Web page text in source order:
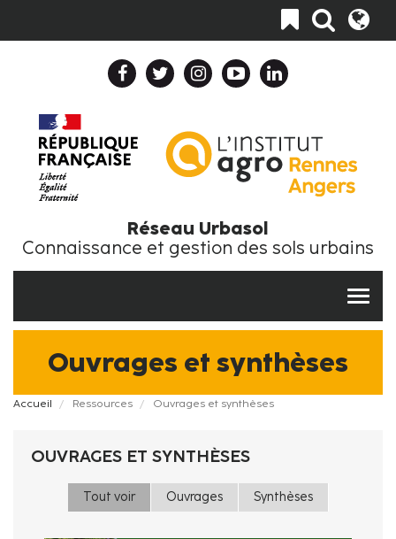
contenu
Toggle
navigation
Top
Navigation
Collapse
Réseau Urbasol
Connaissance et gestion des sols urbains
Ouvrages et synthèses
FilAccueil Ressources Ouvrages et synthèses
OUVRAGES ET SYNTHÈSES
Tout voir Ouvrages Synthèses